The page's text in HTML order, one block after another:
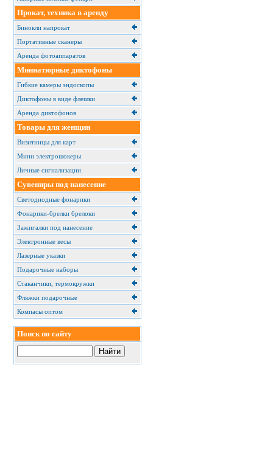
Прокат, техника в аренду
Бинокли напрокат
Портативные сканеры
Аренда фотоаппаратов
Миниатюрные диктофоны
Гибкие камеры эндоскопы
Диктофоны в виде флешки
Аренда диктофонов
Товары для женщин
Визитницы для карт
Мини электрошокеры
Личные сигнализации
Сувениры под нанесение
Светодиодные фонарики
Фонарики-брелки брелоки
Зажигалки под нанесение
Электронные весы
Лазерные указки
Подарочные наборы
Cтаканчики, термокружки
Фляжки подарочные
Компасы оптом
Поиск по сайту